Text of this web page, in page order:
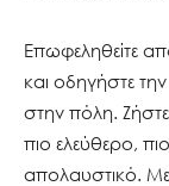
Επωφεληθείτε
και οδηγήστε
στην πόλη.
πιο ελεύθερο,
απολαυστικό.